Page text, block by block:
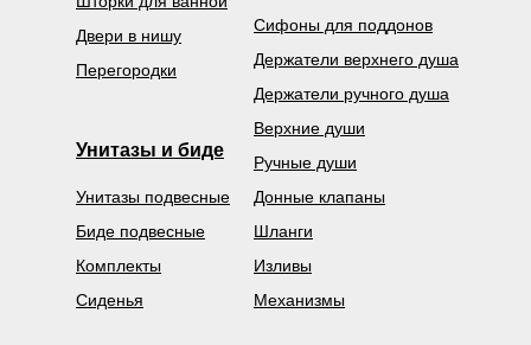
Верхние души
Ручные души
Сифоны для поддонов
Держатели верхнего душа
Держатели ручного душа
Механизмы
Донные клапаны
Шланги
Изливы
Унитазы и биде
Унитазы подвесные
Биде подвесные
Комплекты
Двери в нишу
Перегородки
Сиденья